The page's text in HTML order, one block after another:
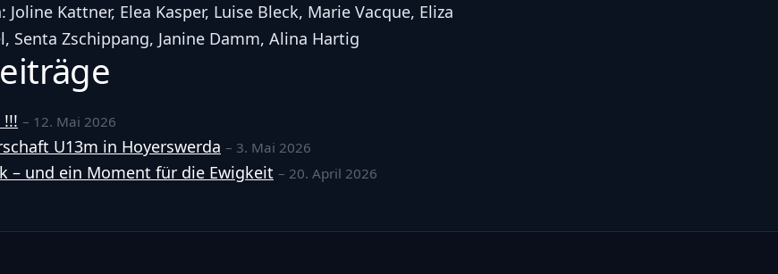
Kattner, Elea Kasper, Luise Bleck, Marie Vacque, Eliza
Senta Zschippang, Janine Damm, Alina Hartig
– 12. Mai 2026
U13m in Hoyerswerda – 3. Mai 2026
– und ein Moment für die Ewigkeit – 20. April 2026